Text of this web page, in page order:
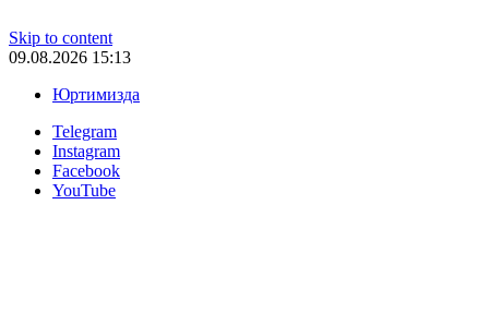
Skip to content
09.08.2026 15:13
Юртимизда
Telegram
Instagram
Facebook
YouTube